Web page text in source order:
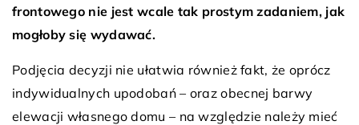
frontowego nie jest wcale tak prostym zadaniem, jak
mogłoby się wydawać.
Podjęcia decyzji nie ułatwia również fakt, że oprócz
indywidualnych upodobań – oraz obecnej barwy
elewacji własnego domu – na względzie należy mieć